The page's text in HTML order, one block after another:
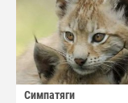
Симпатяги